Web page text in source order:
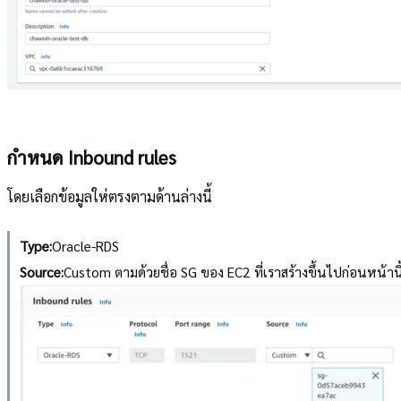
กำหนด Inbound rules
โดยเลือกข้อมูลให่ตรงตามด้านล่างนี้
Type:Oracle-RDS
Source:Custom ตามด้วยชื่อ SG ของ EC2 ที่เราสร้างขึ้นไปก่อนหน้า